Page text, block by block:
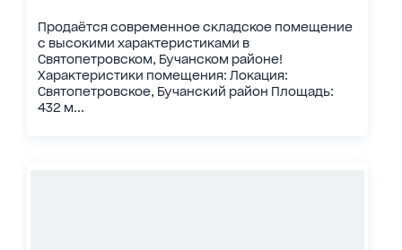
Продаётся современное складское помещение
с высокими характеристиками в
Святопетровском, Бучанском районе!
Характеристики помещения: Локация:
Святопетровское, Бучанский район Площадь:
432 м...